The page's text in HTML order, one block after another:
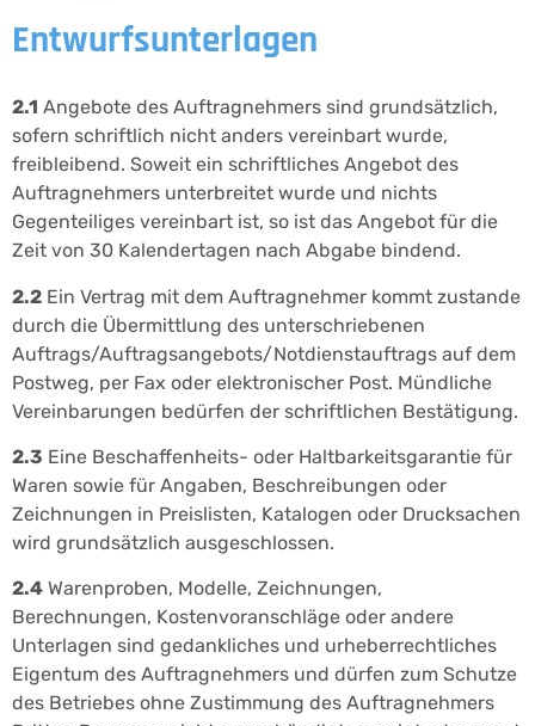
Entwurfsunterlagen
2.1 Angebote des Auftragnehmers sind grundsätzlich,
sofern schriftlich nicht anders vereinbart wurde,
freibleibend. Soweit ein schriftliches Angebot des
Auftragnehmers unterbreitet wurde und nichts
Gegenteiliges vereinbart ist, so ist das Angebot für die
Zeit von 30 Kalendertagen nach Abgabe bindend.
2.2 Ein Vertrag mit dem Auftragnehmer kommt zustande
durch die Übermittlung des unterschriebenen
Auftrags/Auftragsangebots/Notdienstauftrags auf dem
Postweg, per Fax oder elektronischer Post. Mündliche
Vereinbarungen bedürfen der schriftlichen Bestätigung.
2.3 Eine Beschaffenheits- oder Haltbarkeitsgarantie für
Waren sowie für Angaben, Beschreibungen oder
Zeichnungen in Preislisten, Katalogen oder Drucksachen
wird grundsätzlich ausgeschlossen.
2.4 Warenproben, Modelle, Zeichnungen,
Berechnungen, Kostenvoranschläge oder andere
Unterlagen sind gedankliches und urheberrechtliches
Eigentum des Auftragnehmers und dürfen zum Schutze
des Betriebes ohne Zustimmung des Auftragnehmers